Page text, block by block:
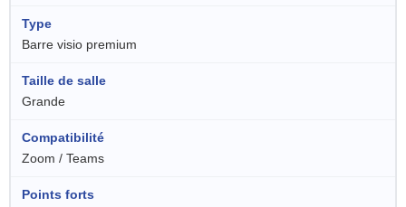
Barre visio premium
Grande
Zoom / Teams